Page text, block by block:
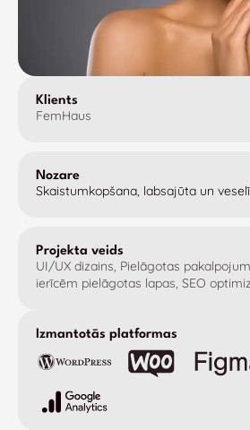
Klients
FemHaus
Projekta veids
UI/UX dizains, Pielāgotas
ierīcēm pielāgotas lapas, SEO
Nozare
Skaistumkopšana, labsajūta un
Izmantotās platformas
WordPress